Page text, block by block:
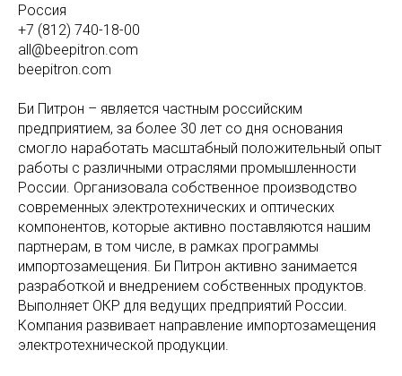
Россия
+7 (812) 740-18-00
all@beepitron.com
beepitron.com
Би Питрон – является частным российским
предприятием, за более 30 лет со дня основания
смогло наработать масштабный положительный опыт
работы с различными отраслями промышленности
России. Организовала собственное производство
современных электротехнических и оптических
компонентов, которые активно поставляются нашим
партнерам, в том числе, в рамках программы
импортозамещения. Би Питрон активно занимается
разработкой и внедрением собственных продуктов.
Выполняет ОКР для ведущих предприятий России.
Компания развивает направление импортозамещения
электротехнической продукции.